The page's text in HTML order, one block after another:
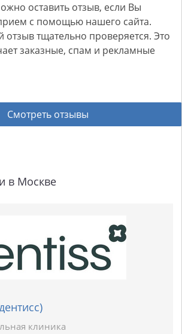
оставить отзыв, если Вы
с помощью нашего сайта.
тщательно проверяется. Это
заказные, спам и рекламные
Смотреть отзывы
в Москве
клиника